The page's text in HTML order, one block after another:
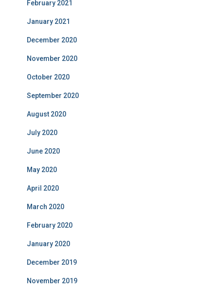
February 2021
January 2021
December 2020
November 2020
October 2020
September 2020
August 2020
July 2020
June 2020
May 2020
April 2020
March 2020
February 2020
January 2020
December 2019
November 2019